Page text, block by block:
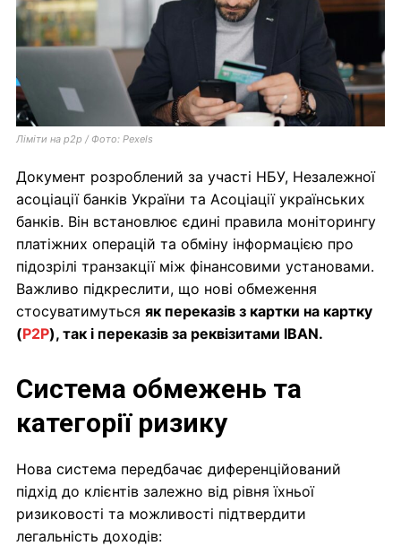
Ліміти на p2p / Фото: Pexels
Документ розроблений за участі НБУ, Незалежної
асоціації банків України та Асоціації українських
банків. Він встановлює єдині правила моніторингу
платіжних операцій та обміну інформацією про
підозрілі транзакції між фінансовими установами.
Важливо підкреслити, що нові обмеження
стосуватимуться як переказів з картки на картку
(P2P), так і переказів за реквізитами IBAN.
Система обмежень та
категорії ризику
Нова система передбачає диференційований
підхід до клієнтів залежно від рівня їхньої
ризиковості та можливості підтвердити
легальність доходів: